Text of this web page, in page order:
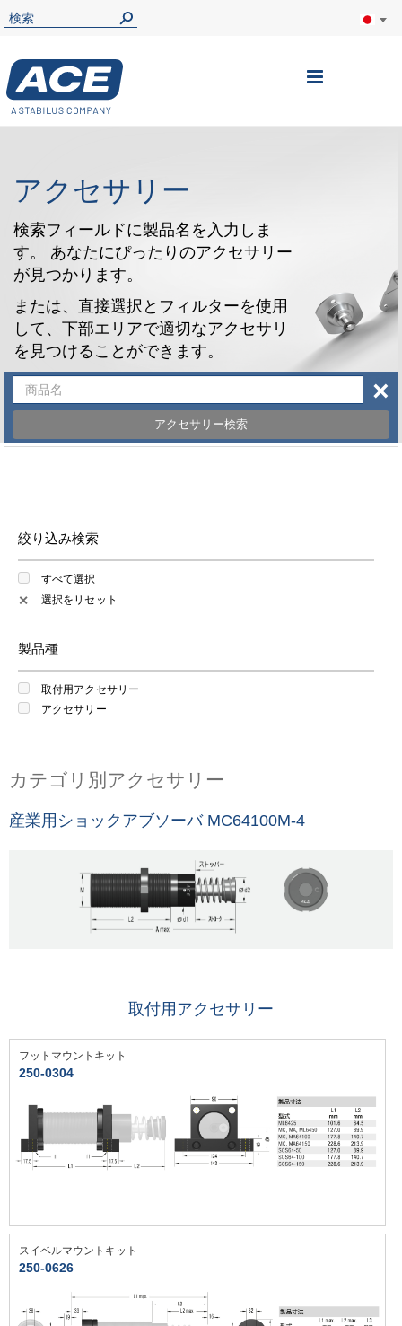
ナ
アクセサリー
検索フィールドに製品名を入力しま
す。 あなたにぴったりのアクセサリー
が見つかります。
または、直接選択とフィルターを使用
して、下部エリアで適切なアクセサリ
を見つけることができます。
アクセサリー検索
×
絞り込み検索
すべて選択
✕ 選択をリセット
製品種
取付用アクセサリー
アクセサリー
カテゴリ別アクセサリー
産業用ショックアブソーバ MC64100M-4
取付用アクセサリー
フットマウントキット
250-0304
スイベルマウントキット
250-0626